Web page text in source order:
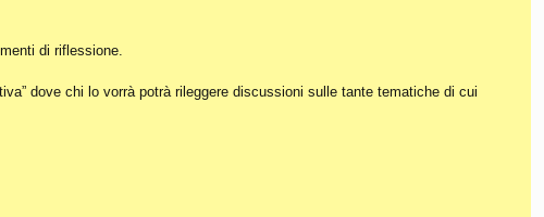
di riflessione.
dove chi lo vorrà potrà rileggere discussioni sulle tante tematiche di cui